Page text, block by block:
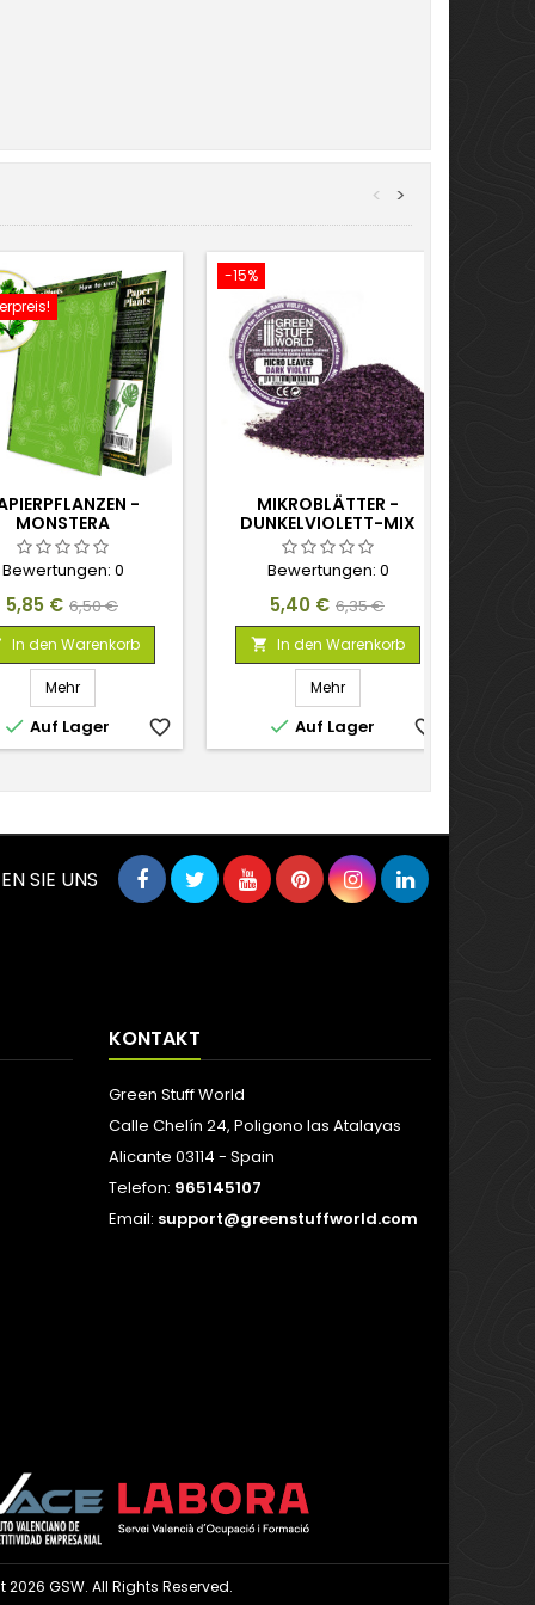
>
<
-
MONSTERA
Bewertungen: 0
Preis
5,85 € Verkaufspreis
6,50 €
In den Warenkorb
Mehr
 Auf Lager favorite_border
-15%
MIKROBLÄTTER -
DUNKELVIOLETT-MIX
Bewertungen: 0
Preis
5,40 € Verkaufspreis
6,35 €
 In den Warenkorb
Mehr
 Auf Lager favorite_border
SIE UNS
KONTAKT
Green Stuff World
Calle Chelín 24, Poligono las Atalayas
Alicante 03114 - Spain
Telefon: 965145107
Email: support@greenstuffworld.com
GSW. All Rights Reserved.